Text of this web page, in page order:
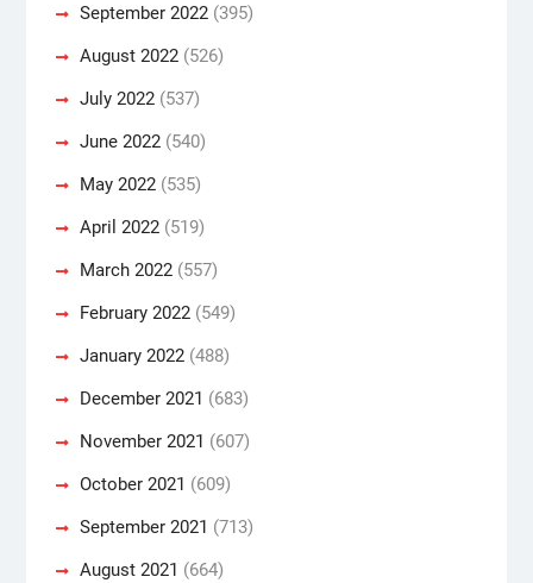
September 2022(395)
August 2022(526)
July 2022(537)
June 2022(540)
May 2022(535)
April 2022(519)
March 2022(557)
February 2022(549)
January 2022(488)
December 2021 (683)
November 2021 (607)
October 2021 (609)
September 2021 (713)
August 2021 (664)